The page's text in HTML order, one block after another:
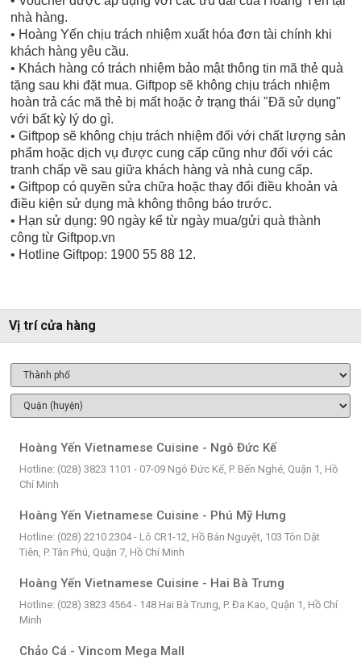
nhà hàng.
• Hoàng Yến chịu trách nhiệm xuất hóa đơn tài chính khi
khách hàng yêu cầu.
• Khách hàng có trách nhiệm bảo mật thông tin mã thẻ quà
tặng sau khi đặt mua. Giftpop sẽ không chịu trách nhiệm
hoàn trả các mã thẻ bị mất hoặc ở trạng thái "Đã sử dụng"
với bất kỳ lý do gì.
• Giftpop sẽ không chịu trách nhiệm đối với chất lượng sản
phẩm hoặc dịch vụ được cung cấp cũng như đối với các
tranh chấp về sau giữa khách hàng và nhà cung cấp.
• Giftpop có quyền sửa chữa hoặc thay đổi điều khoản và
điều kiện sử dụng mà không thông báo trước.
• Hạn sử dụng: 90 ngày kể từ ngày mua/gửi quà thành
công từ Giftpop.vn
• Hotline Giftpop: 1900 55 88 12.
Vị trí cửa hàng
Hoàng Yến Vietnamese Cuisine - Ngô Đức Kế
Hotline: (028) 3823 1101 - 07-09 Ngô Đức Kế, P. Bến Nghé, Quận 1, Hồ
Chí Minh
Hoàng Yến Vietnamese Cuisine - Phú Mỹ Hưng
Hotline: (028) 2210 2304 - Lô CR1-12, Hồ Bán Nguyệt, 103 Tôn Dật
Tiên, P. Tân Phú, Quận 7, Hồ Chí Minh
Hoàng Yến Vietnamese Cuisine - Hai Bà Trưng
Hotline: (028) 3823 4564 - 148 Hai Bà Trưng, P. Đa Kao, Quận 1, Hồ Chí
Minh
Chảo Cá - Vincom Mega Mall